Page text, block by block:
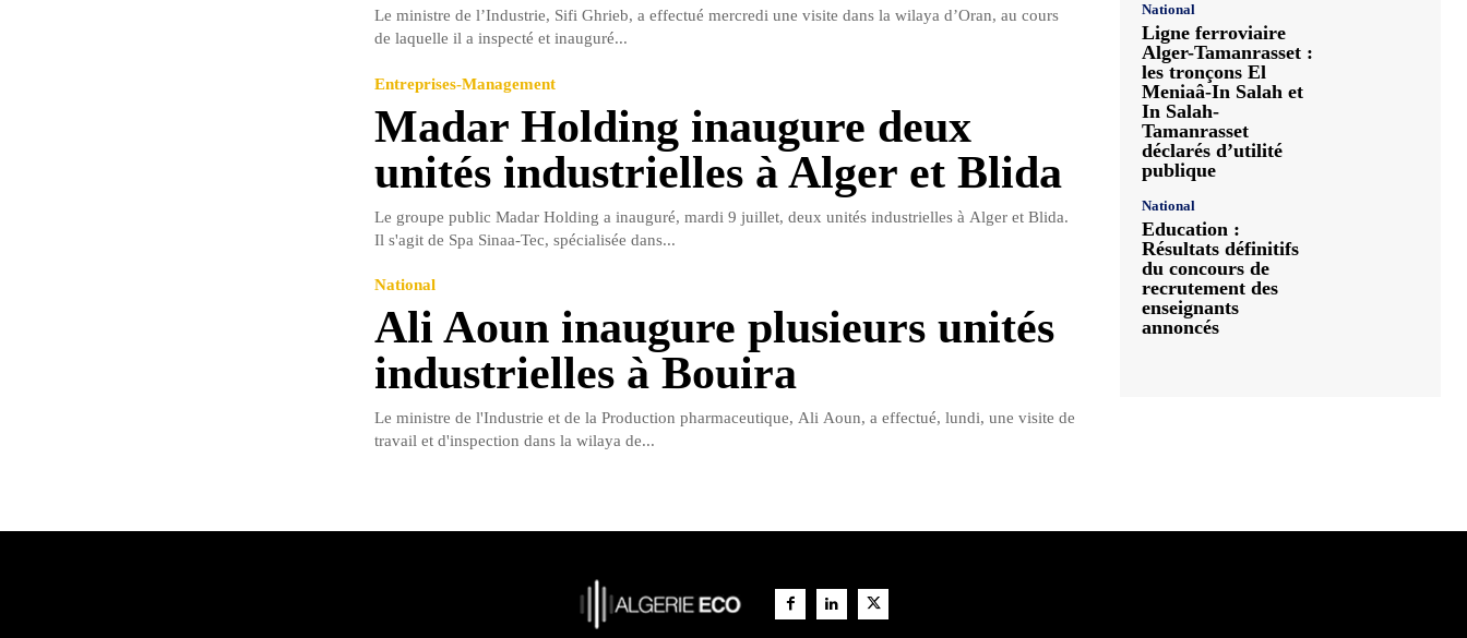
Le ministre de l’Industrie, Sifi Ghrieb, a effectué mercredi une visite dans la wilaya d’Oran, au cours
de laquelle il a inspecté et inauguré...
Entreprises-Management
Madar Holding inaugure deux
unités industrielles à Alger et Blida
Le groupe public Madar Holding a inauguré, mardi 9 juillet, deux unités industrielles à Alger et Blida.
Il s'agit de Spa Sinaa-Tec, spécialisée dans...
National
Ali Aoun inaugure plusieurs unités
industrielles à Bouira
Le ministre de l'Industrie et de la Production pharmaceutique, Ali Aoun, a effectué, lundi, une visite de
travail et d'inspection dans la wilaya de...
National
Ligne ferroviaire
Alger-Tamanrasset :
les tronçons El
Meniaâ-In Salah et
In Salah-
Tamanrasset
déclarés d’utilité
publique
National
Education :
Résultats définitifs
du concours de
recrutement des
enseignants
annoncés